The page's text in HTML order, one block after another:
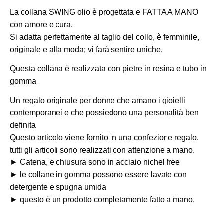
La collana SWING olio è progettata e FATTA A MANO
con amore e cura.
Si adatta perfettamente al taglio del collo, è femminile,
originale e alla moda; vi farà sentire uniche.
Questa collana è realizzata con pietre in resina e tubo in
gomma
Un regalo originale per donne che amano i gioielli
contemporanei e che possiedono una personalità ben
definita
Questo articolo viene fornito in una confezione regalo.
tutti gli articoli sono realizzati con attenzione a mano.
► Catena, e chiusura sono in acciaio nichel free
► le collane in gomma possono essere lavate con
detergente e spugna umida
► questo è un prodotto completamente fatto a mano,